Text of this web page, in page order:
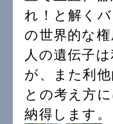
れ！と解く
の世界的な権
人の遺伝子
が、また利
との考え方
納得します。